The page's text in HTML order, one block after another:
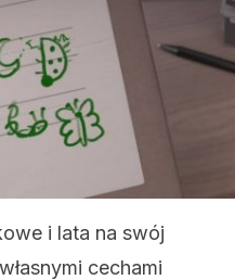
i lata na swój
cechami